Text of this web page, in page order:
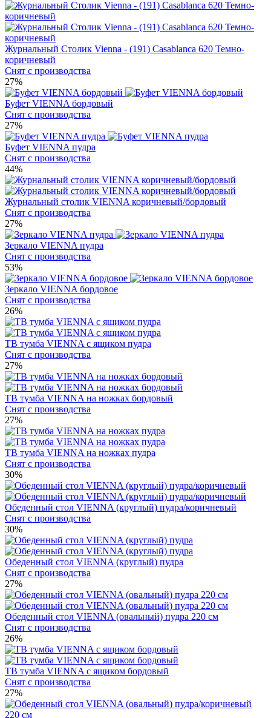
Журнальный Столик Vienna - (191) Casablanca 620 Темно-
коричневый
Снят с производства
27%
Буфет VIENNA бордовый
Снят с производства
27%
Буфет VIENNA пудра
Снят с производства
44%
Журнальный столик VIENNA коричневый/бордовый
Снят с производства
27%
Зеркало VIENNA пудра
Снят с производства
53%
Зеркало VIENNA бордовое
Снят с производства
26%
ТВ тумба VIENNA с ящиком пудра
Снят с производства
27%
ТВ тумба VIENNA на ножках бордовый
Снят с производства
27%
ТВ тумба VIENNA на ножках пудра
Снят с производства
30%
Обеденный стол VIENNA (круглый) пудра/коричневый
Снят с производства
30%
Обеденный стол VIENNA (круглый) пудра
Снят с производства
27%
Обеденный стол VIENNA (овальный) пудра 220 см
Снят с производства
26%
ТВ тумба VIENNA с ящиком бордовый
Снят с производства
27%